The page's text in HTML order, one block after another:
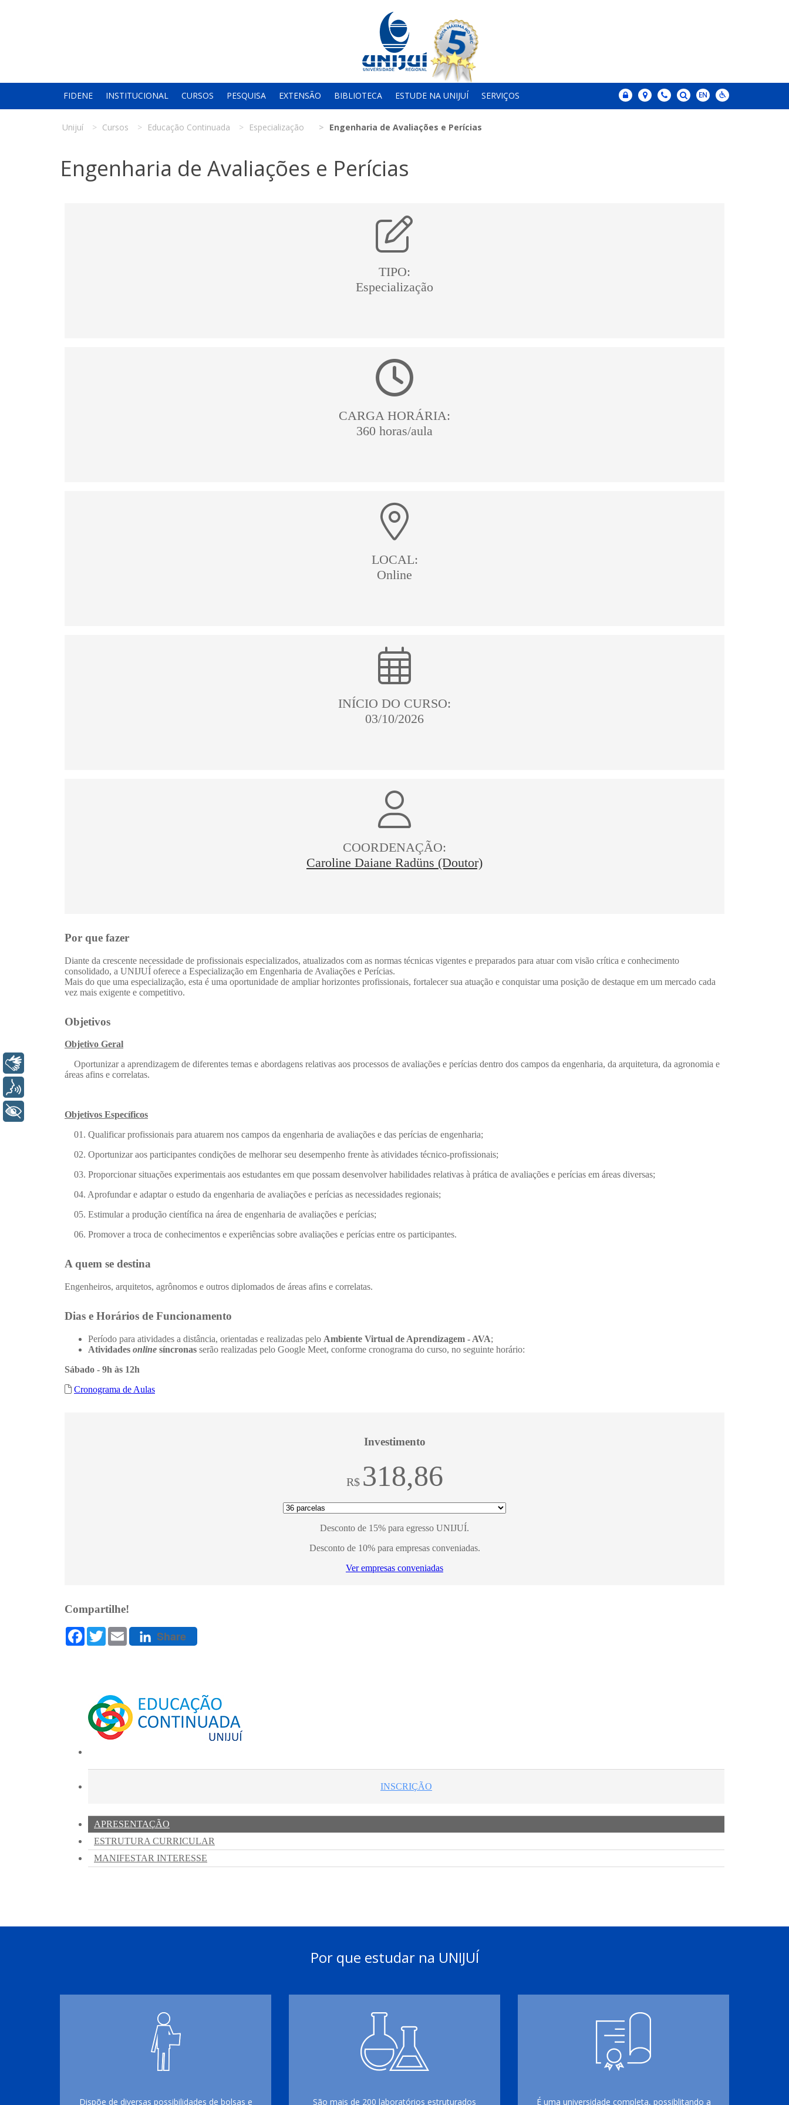
FIDENE INSTITUCIONAL CURSOS PESQUISA EXTENSÃO BIBLIOTECA ESTUDE NA UNIJUÍ SERVIÇOS
Unijuí Cursos Educação Continuada Especialização Engenharia de Avaliações e Perícias
Engenharia de Avaliações e Perícias
Por que estudar na UNIJUÍ
Dispõe de diversas possibilidades de bolsas e São mais de 200 laboratórios estruturados É uma universidade completa, possiblitando a
+ Acessibilidade